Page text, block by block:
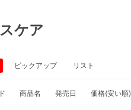
ケア
ピックアップ リスト
商品名 発売日 価格(安い順)